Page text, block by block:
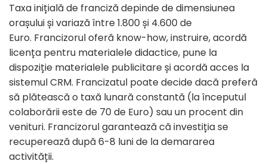
Taxa inițială de franciză depinde de dimensiunea
orașului și variază între 1.800 și 4.600 de
Euro. Francizorul oferă know-how, instruire, acordă
licența pentru materialele didactice, pune la
dispoziție materialele publicitare și acordă acces la
sistemul CRM. Francizatul poate decide dacă preferă
să plătească o taxă lunară constantă (la începutul
colaborării este de 70 de Euro) sau un procent din
venituri. Francizorul garantează că investiția se
recuperează după 6-8 luni de la demararea
activității.